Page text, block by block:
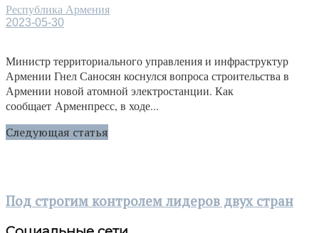
Республика Армения
2023-05-30
Министр территориального управления и инфраструктур
Армении Гнел Саносян коснулся вопроса строительства в
Армении новой атомной электростанции. Как
сообщает Арменпресс, в ходе...
Следующая статья
Под строгим контролем лидеров двух стран